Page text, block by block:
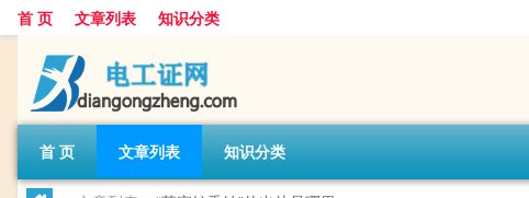
首 页 文章列表 知识分类
首 页 文章列表 知识分类